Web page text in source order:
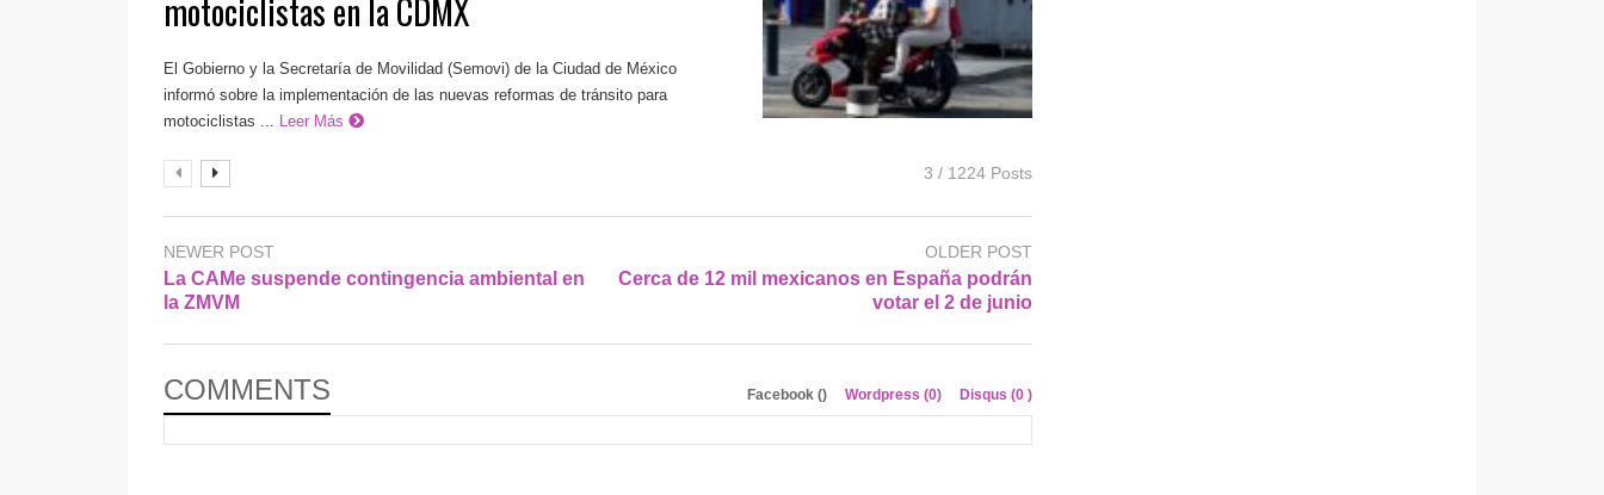
motociclistas en la CDMX
El Gobierno y la Secretaría de Movilidad (Semovi) de la Ciudad de México
informó sobre la implementación de las nuevas reformas de tránsito para
motociclistas ...
Leer Más
3 / 1224 Posts
NEWER POST
La CAMe suspende contingencia ambiental en
la ZMVM
OLDER POST
Cerca de 12 mil mexicanos en España podrán
votar el 2 de junio
COMMENTS Facebook () Wordpress (0) Disqus (0 )